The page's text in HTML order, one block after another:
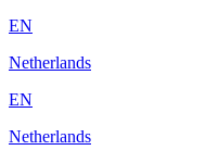
EN
Netherlands
EN
Netherlands